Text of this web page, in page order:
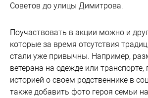
Советов до улицы Димитрова.
Поучаствовать в акции можно и
которые за время отсутствия
стали уже привычны. Например,
ветерана на одежде или транспорте,
историей о своем родственнике в
также добавить фото героя семьи